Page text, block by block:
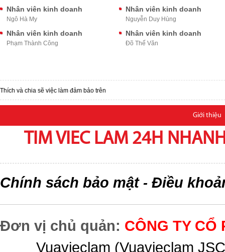
Nhân viên kinh doanh
Ngô Hà My
Nhân viên kinh doanh
Nguyễn Duy Hùng
Nhân viên kinh doanh
Phạm Thành Công
Nhân viên kinh doanh
Đõ Thế Văn
Thích và chia sẽ việc làm đảm bảo trên
Giới thiệu
TIM VIEC LAM 24H
Chính sách bảo mật- Điều
Đơn vị chủ quản: CÔNG TY CỔ
Vuavieclam (Vuavieclam